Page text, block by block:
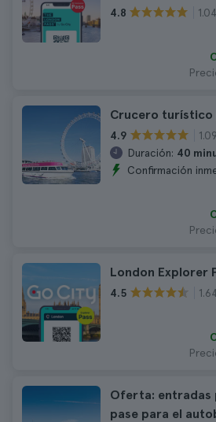
4.8
Crucero turístico
4.9
Duración: 40
Confirmación
London Explorer
4.5
Oferta: entradas
pase para el